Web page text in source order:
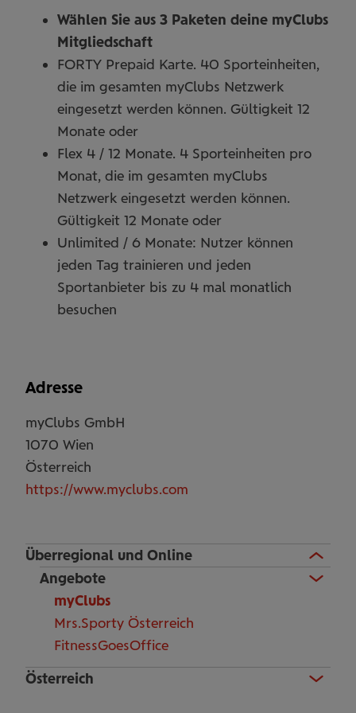
Überregional und Online
Angebote
myClubs
Mrs.Sporty Österreich
FitnessGoesOffice
Österreich
Wählen Sie aus 3 Paketen deine myClubs
Mitgliedschaft
FORTY Prepaid Karte. 40 Sporteinheiten,
die im gesamten myClubs Netzwerk
eingesetzt werden können. Gültigkeit 12
Monate oder
Flex 4 / 12 Monate. 4 Sporteinheiten pro
Monat, die im gesamten myClubs
Netzwerk eingesetzt werden können.
Gültigkeit 12 Monate oder
Unlimited / 6 Monate: Nutzer können
jeden Tag trainieren und jeden
Sportanbieter bis zu 4 mal monatlich
besuchen
Adresse
myClubs GmbH
1070 Wien
Österreich
https://www.myclubs.com